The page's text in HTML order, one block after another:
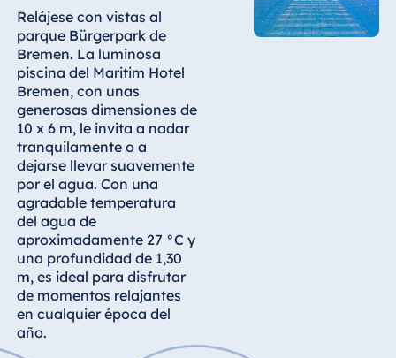
Schlossgarten
Fulda
Airport Hotel
Hannover
Hotel Ingolstadt
Hotel Bellevue
Kiel
Hotel Köln
Hotel
Königswinter
Hotel Magdeburg
Hotel München
Hotel Stuttgart
Seehotel
Relájese con vistas al
parque Bürgerpark de
Bremen. La luminosa
piscina del Maritim Hotel
Bremen, con unas
generosas dimensiones de
10 x 6 m, le invita a nadar
tranquilamente o a
dejarse llevar suavemente
por el agua. Con una
agradable temperatura
del agua de
aproximadamente 27 °C y
una profundidad de 1,30
m, es ideal para disfrutar
de momentos relajantes
en cualquier época del
año.